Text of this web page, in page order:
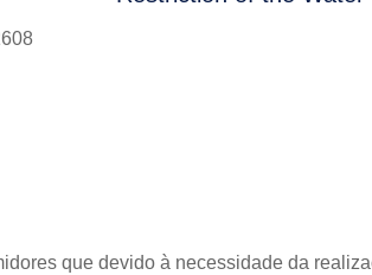
que devido à necessidade da